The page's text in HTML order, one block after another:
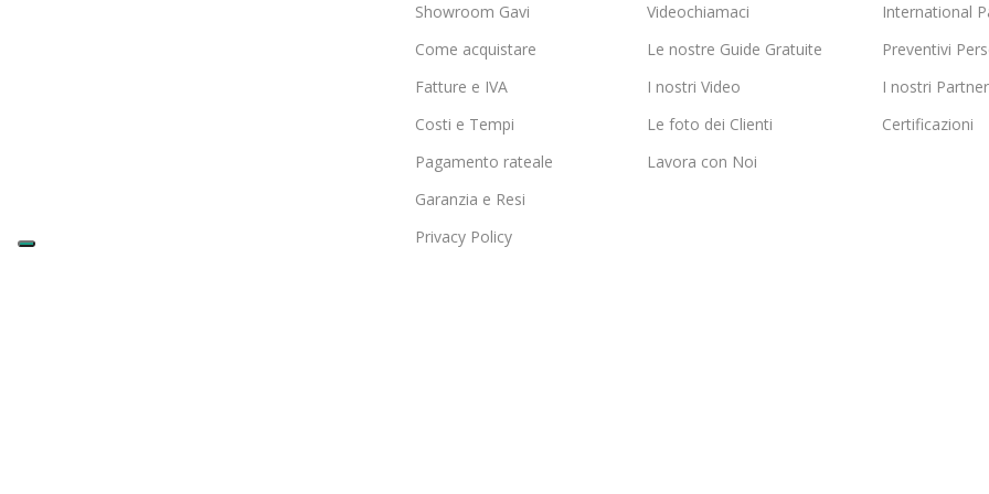
Showroom Gavi
Come acquistare
Fatture e IVA
Costi e Tempi
Pagamento rateale
Garanzia e Resi
Privacy Policy
Videochiamaci
Le nostre Guide Gratuite
I nostri Video
Le foto dei Clienti
Lavora con Noi
International
Preventivi
I nostri Partner
Certificazioni